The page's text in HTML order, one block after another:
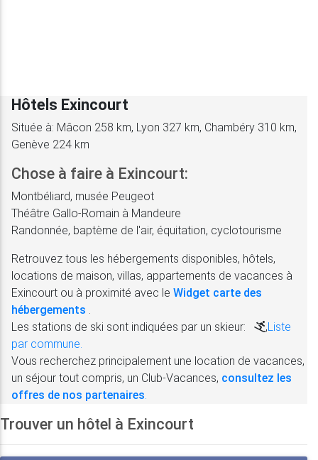
Hôtels Exincourt
Située à: Mâcon 258 km, Lyon 327 km, Chambéry 310 km,
Genève 224 km
Chose à faire à Exincourt:
Montbéliard, musée Peugeot
Théâtre Gallo-Romain à Mandeure
Randonnée, baptème de l'air, équitation, cyclotourisme
Retrouvez tous les hébergements disponibles, hôtels,
locations de maison, villas, appartements de vacances à
Exincourt ou à proximité avec le Widget carte des
hébergements
Les stations de ski sont indiquées par un skieur:
,Liste
par commune.
Vous recherchez principalement une location de vacances,
un séjour tout compris, un Club-Vacances, consultez les
offres de nos partenaires
Trouver un hôtel à Exincourt